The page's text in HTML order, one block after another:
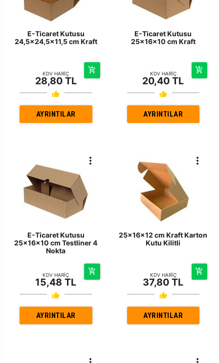
E-Ticaret Kutusu
24,5x24,5x11,5 cm Kraft
KDV HARİÇ
28,80 TL
AYRINTILAR
E-Ticaret Kutusu
25x16x10 cm Kraft
KDV HARİÇ
20,40 TL
AYRINTILAR
E-Ticaret Kutusu
25x16x10 cm Testliner 4
Nokta
KDV HARİÇ
15,48 TL
AYRINTILAR
25x16x12 cm Kraft Karton
Kutu Kilitli
KDV HARİÇ
37,80 TL
AYRINTILAR